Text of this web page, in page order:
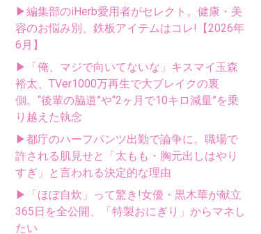
▶編集部のiHerb愛用者がセレクト。健康・美
容のお悩み別、鉄板アイテムはコレ!【2026年
6月】
▶「俺、マジで向いてないな」キスマイ玉森
裕太、TVer1000万再生で大ブレイクの裏
側。“後輩の脇道”や“2ヶ月で10キロ減量”を乗
り越えた執念
▶都庁のハーフパンツ出勤で論争に。職場で
許される肌見せと「太もも・胸元出しはやり
すぎ」と言われる決定的な理由
▶「ほぼ自炊」って驚き!女優・黒木華が献立
365日を全公開、「特製おにぎり」からマネし
たい